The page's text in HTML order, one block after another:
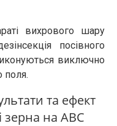
вихрового шару
посівного
виключно
поля.
та ефект
зерна на АВС